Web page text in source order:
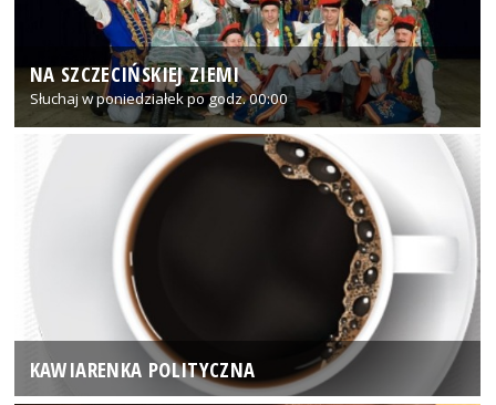
NA SZCZECIŃSKIEJ ZIEMI
Słuchaj w poniedziałek po godz. 00:00
KAWIARENKA POLITYCZNA